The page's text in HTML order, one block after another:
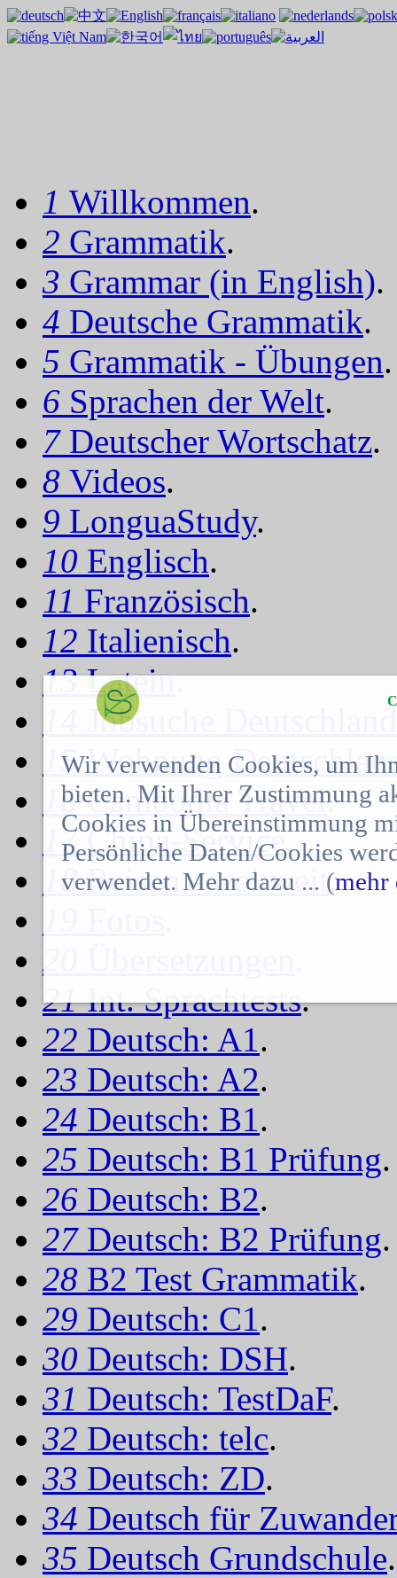
1 Willkommen.
2 Grammatik.
3 Grammar (in English).
4 Deutsche Grammatik.
5 Grammatik - Übungen.
6 Sprachen der Welt.
7 Deutscher Wortschatz.
8 Videos.
9 LonguaStudy.
10 Englisch.
11 Französisch.
12 Italienisch.
13Latein.
Jobsuche Deutschland
15Wohnung
16Cambodia Travel.
17China-Service.
18Reisen - weltweit.
20
21Int. Sprachtests.
22 Deutsch: A1.
23 Deutsch: A2.
24 Deutsch: B1.
25 Deutsch: B1 Prüfung.
26 Deutsch: B2.
27 Deutsch: B2 Prüfung.
28 B2 Test Grammatik.
29 Deutsch: C1.
30 Deutsch: DSH.
31 Deutsch: TestDaF.
32 Deutsch: telc.
33 Deutsch: ZD.
34 Deutsch für
35 Deutsch Grundschule.
Wir verwenden Cookies, um
bieten. Mit Ihrer Zustimmung
Cookies in Übereinstimmung
Persönliche Daten/Cookies
verwendet. Mehr dazu ... (mehr